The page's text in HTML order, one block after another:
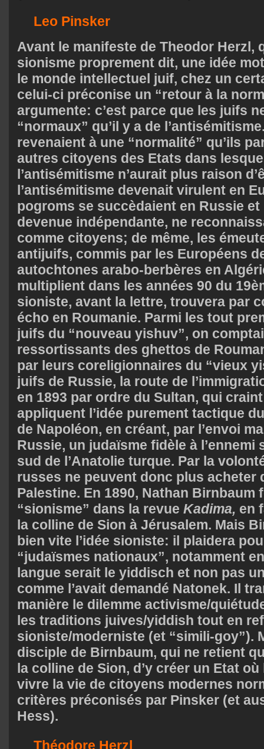
Leo Pinsker
Avant le manifeste de Theodor Herzl,
sionisme proprement dit, une idée
le monde intellectuel juif, chez un
celui-ci préconise un “retour à la
argumente: c’est parce que les juifs
“normaux” qu’il y a de
revenaient à une “normalité” qu’ils
autres citoyens des Etats dans
l’antisémitisme n’aurait plus raison
l’antisémitisme devenait virulent en
pogroms se succèdaient en Russie et
devenue indépendante, ne
comme citoyens; de même, les
antijuifs, commis par les Européens
autochtones arabo-berbères en
multiplient dans les années 90 du
sioniste, avant la lettre, trouvera par
écho en Roumanie. Parmi les tout
juifs du “nouveau yishuv”, on
ressortissants des ghettos de
par leurs coreligionnaires du “vieux
juifs de Russie, la route de
en 1893 par ordre du Sultan, qui
appliquent l’idée purement tactique
de Napoléon, en créant, par l’envoi
Russie, un judaïsme fidèle à l’ennemi
sud de l’Anatolie turque. Par la
russes ne peuvent donc plus acheter
Palestine. En 1890, Nathan Birnbaum
“sionisme” dans la revue Kadima, en
la colline de Sion à Jérusalem. Mais
bien vite l’idée sioniste: il plaidera
“judaïsmes nationaux”, notamment
langue serait le yiddisch et non pas
comme l’avait demandé Natonek. Il
manière le dilemme activisme/
les traditions juives/yiddish tout en
sioniste/moderniste (et “simili-goy”).
disciple de Birnbaum, qui ne retient
la colline de Sion, d’y créer un Etat
vivre la vie de citoyens modernes
critères préconisés par Pinsker (et
Hess).
Théodore Herzl